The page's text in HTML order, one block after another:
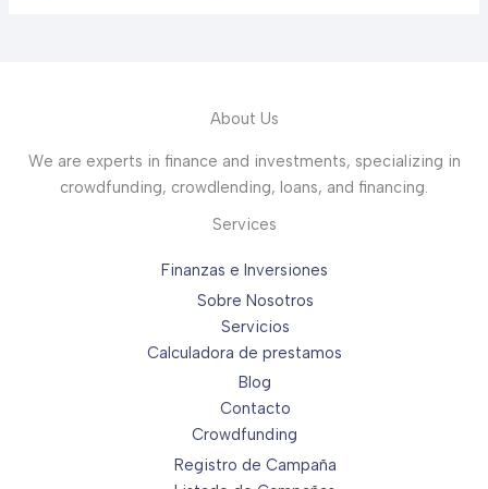
About Us
We are experts in finance and investments, specializing in
crowdfunding, crowdlending, loans, and financing.
Services
Finanzas e Inversiones
Sobre Nosotros
Servicios
Calculadora de prestamos
Blog
Contacto
Crowdfunding
Registro de Campaña